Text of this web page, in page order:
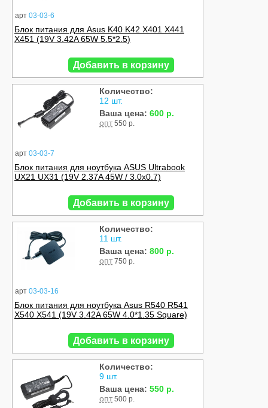
арт 03-03-6
Блок питания для Asus K40 K42 X401 X441
X451 (19V 3.42A 65W 5.5*2.5)
Добавить в корзину
арт 03-03-7
Количество:
12 шт.
Ваша цена: 600 р.
опт 550 р.
Блок питания для ноутбука ASUS Ultrabook
UX21 UX31 (19V 2.37A 45W / 3.0x0.7)
Добавить в корзину
арт 03-03-16
Количество:
11 шт.
Ваша цена: 800 р.
опт 750 р.
Блок питания для ноутбука Asus R540 R541
X540 X541 (19V 3.42A 65W 4.0*1.35 Square)
Добавить в корзину
Количество:
9 шт.
Ваша цена: 550 р.
опт 500 р.